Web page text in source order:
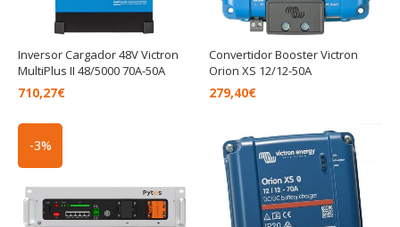
Inversor Cargador 48V Victron
MultiPlus II 48/5000 70A-50A
710,27€
Convertidor Booster Victron
Orion XS 12/12-50A
279,40€
-3%
899,95€.869,99€.